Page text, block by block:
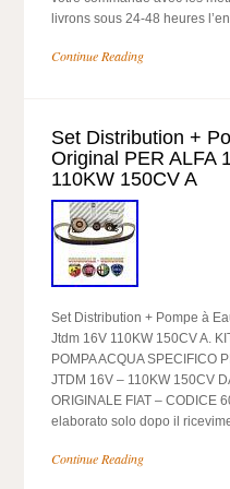
livrons sous 24-48 heures
Continue Reading
Set Distribution +
Original PER ALFA
110KW 150CV A
Set Distribution + Pompe à
Jtdm 16V 110KW 150CV A.
POMPA ACQUA SPECIFICO
JTDM 16V – 110KW 150CV
ORIGINALE FIAT – CODICE
elaborato solo dopo il
Continue Reading